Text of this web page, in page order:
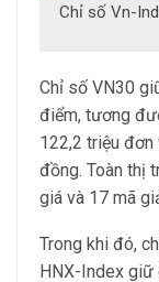
Chỉ số Vn-
Chỉ số VN30
điểm, tương
122,2 triệu
đồng. Toàn thị
giá và 17 mã
Trong khi đó,
HNX-Index giữ